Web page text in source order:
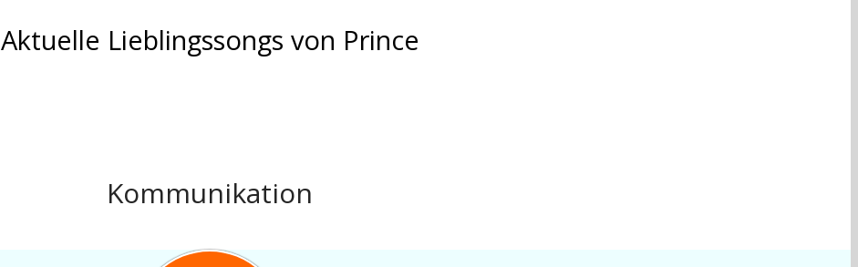
Aktuelle Lieblingssongs von Prince
Kommunikation